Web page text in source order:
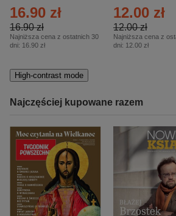
16.90 zł
16.90 zł
Najniższa cena z ostatnich 30
dni: 16.90 zł
12.00 zł
12.00 zł
Najniższa cena z
dni: 12.00 zł
High-contrast mode
Najczęściej kupowane razem